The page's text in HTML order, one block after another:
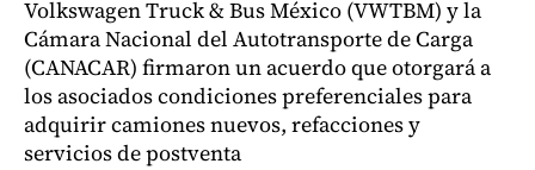
Volkswagen Truck & Bus México (VWTBM) y la
Cámara Nacional del Autotransporte de Carga
(CANACAR) firmaron un acuerdo que otorgará a
los asociados condiciones preferenciales para
adquirir camiones nuevos, refacciones y
servicios de postventa